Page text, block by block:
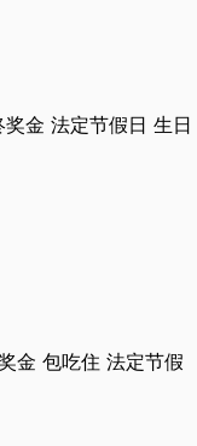
奖金 法定节假日 生日
金 包吃住 法定节假